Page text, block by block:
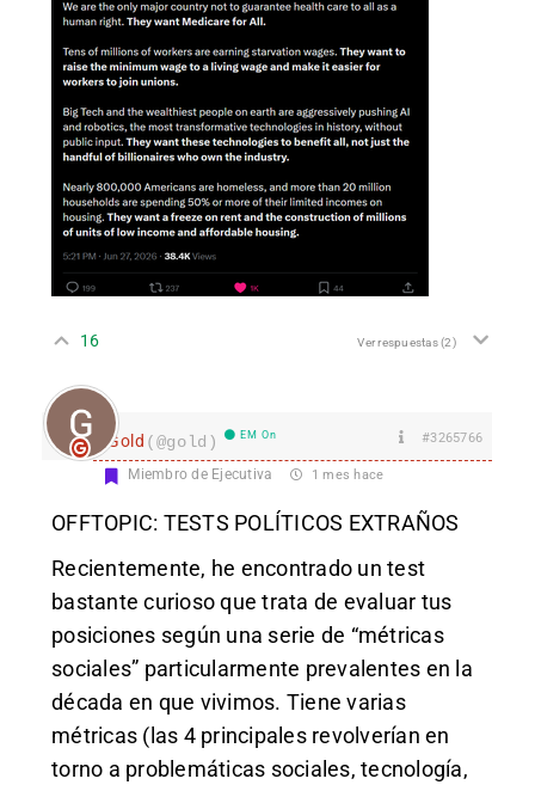
16 Ver respuestas(2)
Gold (@gold) EM On #3265766
Miembro de Ejecutiva 1 mes hace
OFFTOPIC: TESTS POLÍTICOS EXTRAÑOS
Recientemente, he encontrado un test
bastante curioso que trata de evaluar tus
posiciones según una serie de “métricas
sociales” particularmente prevalentes en la
década en que vivimos. Tiene varias
métricas (las 4 principales revolverían en
torno a problemáticas sociales, tecnología,